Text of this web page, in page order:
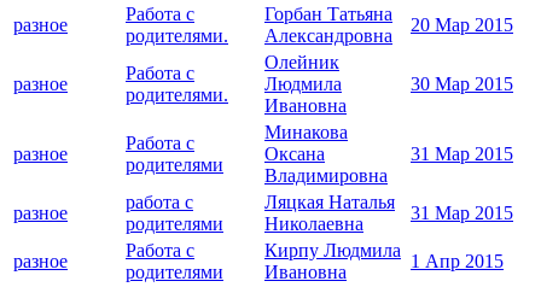
разное
Работа с
родителями.
Горбан Татьяна
Александровна
20 Мар 2015
разное
Работа с
родителями.
Олейник
Людмила
Ивановна
30 Мар 2015
разное
Работа с
родителями
Минакова
Оксана
Владимировна
31 Мар 2015
разное
работа с
родителями
Ляцкая Наталья
Николаевна
31 Мар 2015
разное
Работа с
родителями
Кирпу Людмила
Ивановна
1 Апр 2015